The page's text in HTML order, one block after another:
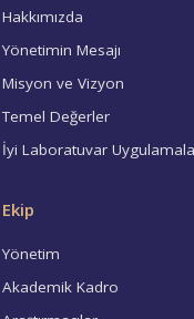
Hakkımızda
Yönetimin Mesajı
Misyon ve Vizyon
Temel Değerler
İyi Laboratuvar
Ekip
Yönetim
Akademik Kadro